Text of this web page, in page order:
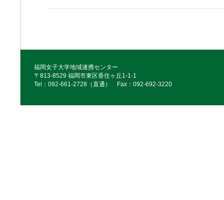
福岡女子大学地域連携センター
〒813-8529 福岡市東区香住ヶ丘1-1-1
Tel：092‐661‐2728（直通） Fax：092‐692‐3220